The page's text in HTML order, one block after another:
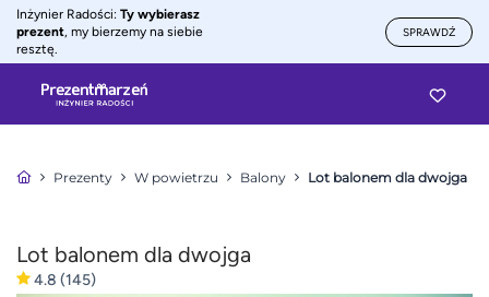
Inżynier Radości: Ty wybierasz
prezent, my bierzemy na siebie
resztę.
SPRAWDŹ
Prezenty W powietrzu Balony Lot balonem dla dwojga
Lot balonem dla dwojga
4.8 (145)